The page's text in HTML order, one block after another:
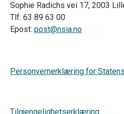
Sophie Radichs vei 17, 2003
Tlf: 63 89 63 00
Epost: post@nsia.no
Personvernerklæring for
Tilgjengelighetserklæring